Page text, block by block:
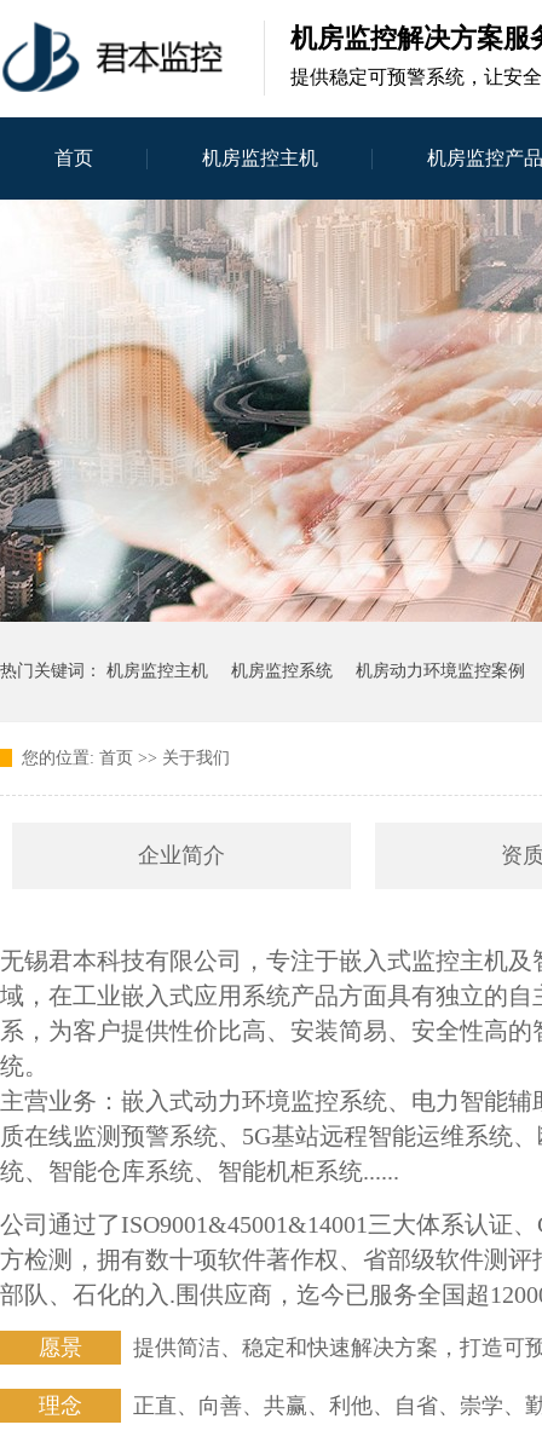
机房监控解决方案服
提供稳定可预警系统，让安
首页 机房监控主机 机房监控产品
热门关键词： 机房监控主机 机房监控系统 机房动力环境监控案例
您的位置: 首页 >> 关于我们
企业简介 资
无锡君本科技有限公司，专注于嵌入式监控主机及
域，在工业嵌入式应用系统产品方面具有独立的自
系，为客户提供性价比高、安装简易、安全性高的
统。
主营业务：嵌入式动力环境监控系统、电力智能辅
质在线监测预警系统、5G基站远程智能运维系统
统、智能仓库系统、智能机柜系统......
公司通过了ISO9001&45001&14001三大体系认证
方检测，拥有数十项软件著作权、省部级软件测评
部队、石化的入.围供应商，迄今已服务全国超
愿景 提供简洁、稳定和快速解决方案，打造可
理念 正直、向善、共赢、利他、自省、崇学、